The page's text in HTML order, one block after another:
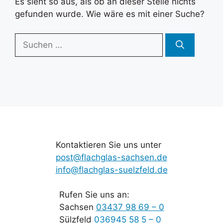
gefunden wurde. Wie wäre es mit einer Suche?
nach:
Kontaktieren Sie uns unter
post@flachglas-sachsen.de
info@flachglas-suelzfeld.de
Rufen Sie uns an:
Sachsen 03437 98 69 – 0
Sülzfeld 036945 58 5 – 0